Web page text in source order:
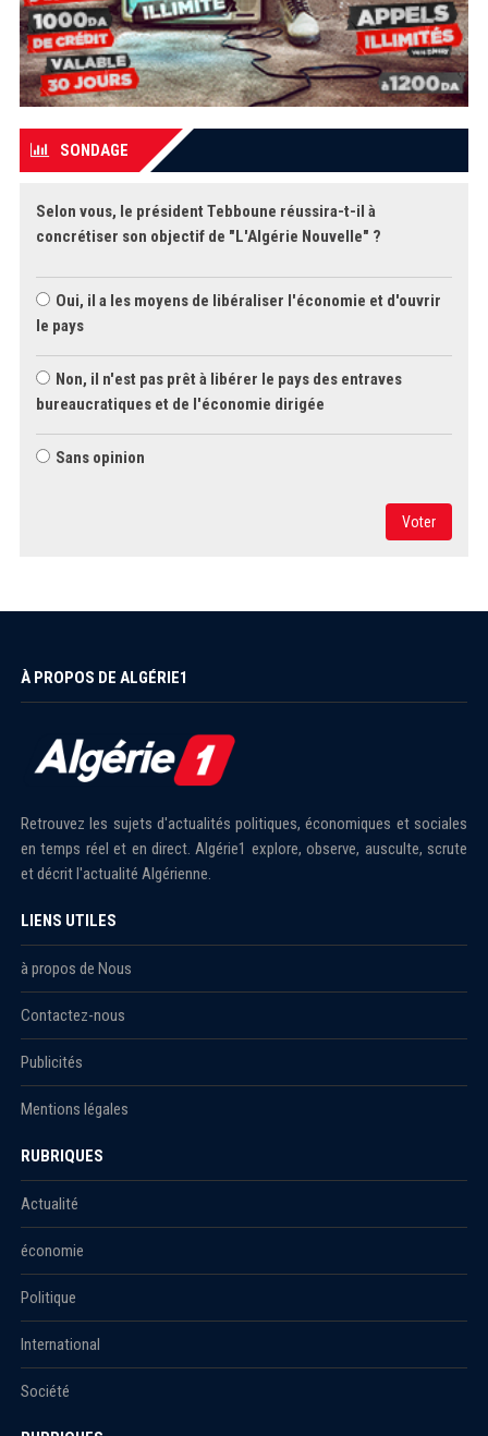
SONDAGE
Selon vous, le président Tebboune réussira-t-il à
concrétiser son objectif de "L'Algérie Nouvelle" ?
Oui, il a les moyens de libéraliser l'économie et d'ouvrir
le pays
Non, il n'est pas prêt à libérer le pays des entraves
bureaucratiques et de l'économie dirigée
Sans opinion
Voter
À PROPOS DE ALGÉRIE1
Retrouvez les sujets d'actualités politiques, économiques et sociales
en temps réel et en direct. Algérie1 explore, observe, ausculte, scrute
et décrit l'actualité Algérienne.
LIENS UTILES
à propos de Nous
Contactez-nous
Publicités
Mentions légales
RUBRIQUES
Actualité
économie
Politique
International
Société